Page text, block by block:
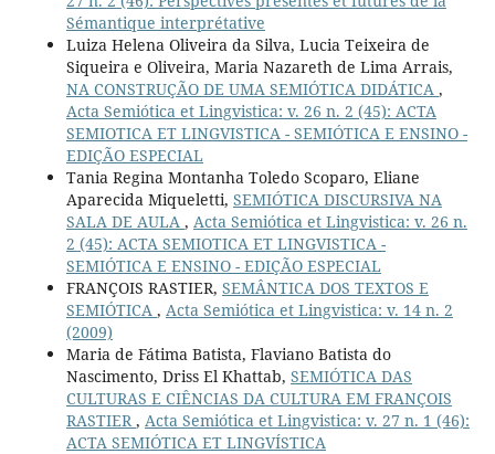
Sémantique interprétative
Luiza Helena Oliveira da Silva, Lucia Teixeira de
Siqueira e Oliveira, Maria Nazareth de Lima Arrais,
NA CONSTRUÇÃO DE UMA SEMIÓTICA DIDÁTICA ,
Acta Semiótica et Lingvistica: v. 26 n. 2 (45): ACTA
SEMIOTICA ET LINGVISTICA - SEMIÓTICA E ENSINO -
EDIÇÃO ESPECIAL
Tania Regina Montanha Toledo Scoparo, Eliane
Aparecida Miqueletti, SEMIÓTICA DISCURSIVA NA
SALA DE AULA , Acta Semiótica et Lingvistica: v. 26 n.
2 (45): ACTA SEMIOTICA ET LINGVISTICA -
SEMIÓTICA E ENSINO - EDIÇÃO ESPECIAL
FRANÇOIS RASTIER, SEMÂNTICA DOS TEXTOS E
SEMIÓTICA , Acta Semiótica et Lingvistica: v. 14 n. 2
(2009)
Maria de Fátima Batista, Flaviano Batista do
Nascimento, Driss El Khattab, SEMIÓTICA DAS
CULTURAS E CIÊNCIAS DA CULTURA EM FRANÇOIS
RASTIER, Acta Semiótica et Lingvistica: v. 27 n. 1 (46):
ACTA SEMIÓTICA ET LINGVÍSTICA